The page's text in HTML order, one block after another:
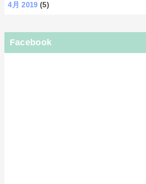
4月 2019 (5)
Facebook